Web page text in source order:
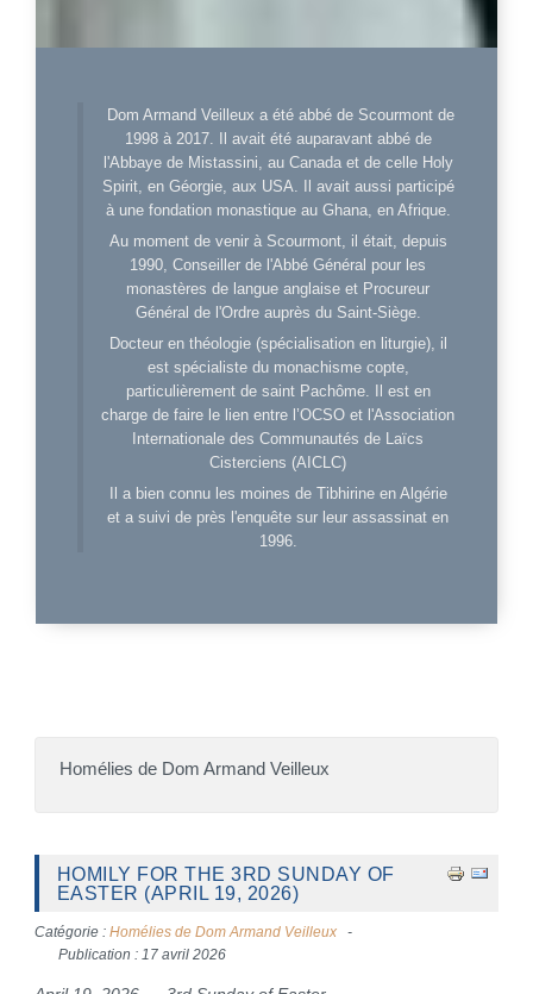
Dom Armand Veilleux a été abbé de Scourmont de
1998 à 2017. Il avait été auparavant abbé de
l'Abbaye de Mistassini, au Canada et de celle Holy
Spirit, en Géorgie, aux USA. Il avait aussi participé
à une fondation monastique au Ghana, en Afrique.
Au moment de venir à Scourmont, il était, depuis
1990, Conseiller de l'Abbé Général pour les
monastères de langue anglaise et Procureur
Général de l'Ordre auprès du Saint-Siège.
Docteur en théologie (spécialisation en liturgie), il
est spécialiste du monachisme copte,
particulièrement de saint Pachôme. Il est en
charge de faire le lien entre l’OCSO et l'Association
Internationale des Communautés de Laïcs
Cisterciens (AICLC)
Il a bien connu les moines de Tibhirine en Algérie
et a suivi de près l'enquête sur leur assassinat en
1996.
Homélies de Dom Armand Veilleux
HOMILY FOR THE 3RD SUNDAY OF
EASTER (APRIL 19, 2026)
Catégorie : Homélies de Dom Armand Veilleux
Publication : 17 avril 2026